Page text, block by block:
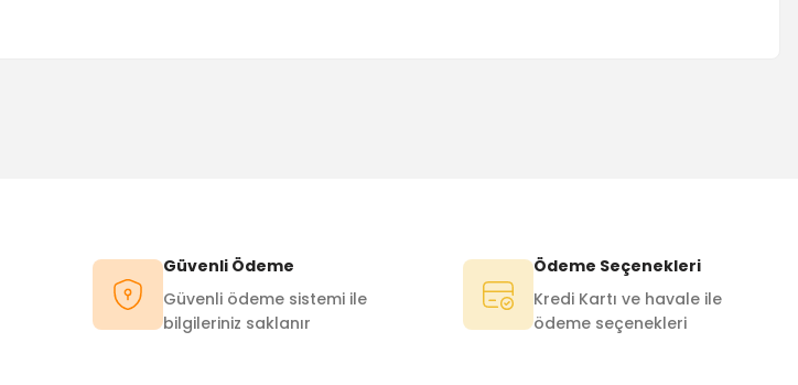
Yorum Yaz
Güvenli Ödeme
Güvenli ödeme sistemi ile
bilgileriniz saklanır
Ödeme Seçenekleri
Kredi Kartı ve havale ile
ödeme seçenekleri